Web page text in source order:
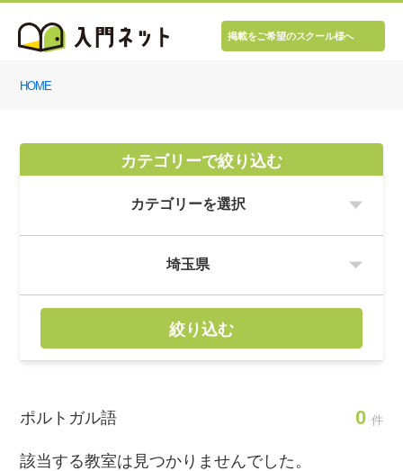
掲載をご希望のスクール様へ
HOME
カテゴリーで絞り込む
絞り込む
ポルトガル語 0 件
該当する教室は見つかりませんでした。